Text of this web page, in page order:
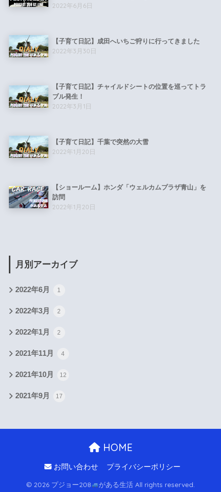
2022年6月6日
【子育て日記】成田へいちご狩りに行ってきました
2022年3月30日
【子育て日記】チャイルドシートの位置を巡ってトラ
ブル発生！
2022年3月1日
【子育て日記】千葉で突然の大雪
2022年1月20日
【ショールーム】ホンダ「ウェルカムプラザ青山」を
訪問
2022年1月20日
月別アーカイブ
2022年6月 1
2022年3月 2
2022年1月 2
2021年11月 4
2021年10月 12
2021年9月 17
HOME
お問い合わせ プライバシーポリシー
© 2026 プジョー208 がある生活 All rights reserved.